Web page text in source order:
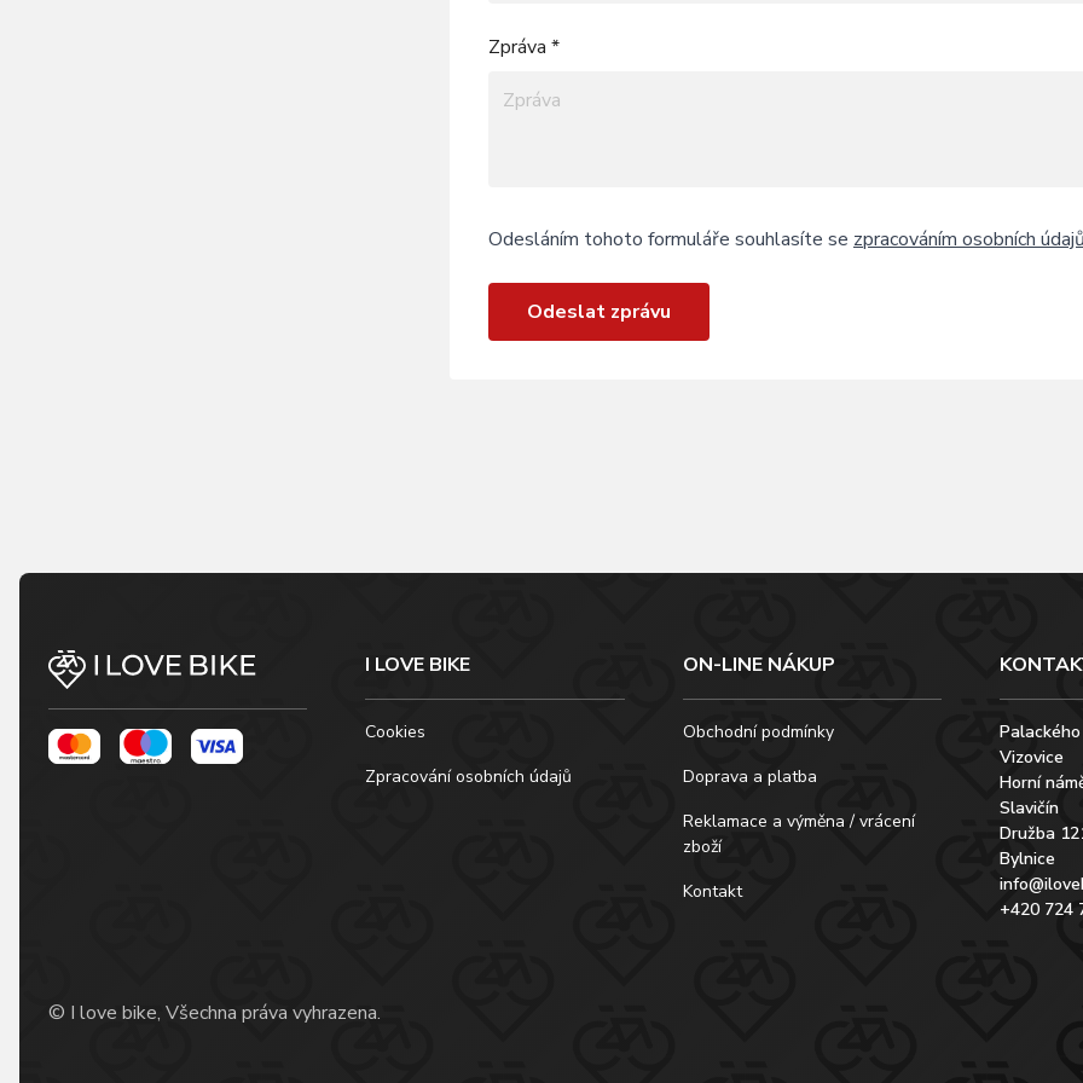
Zpráva *
Odesláním tohoto formuláře souhlasíte se zpracováním osobních
Odeslat zprávu
I LOVE BIKE
Cookies
Zpracování osobních údajů
ON-LINE NÁKUP
Obchodní podmínky
Doprava a platba
Reklamace a výměna / vrácení
zboží
Kontakt
Vizovice
Horní
Slavičín
Družba
Bylnice
+420 724
© I love bike, Všechna práva vyhrazena.